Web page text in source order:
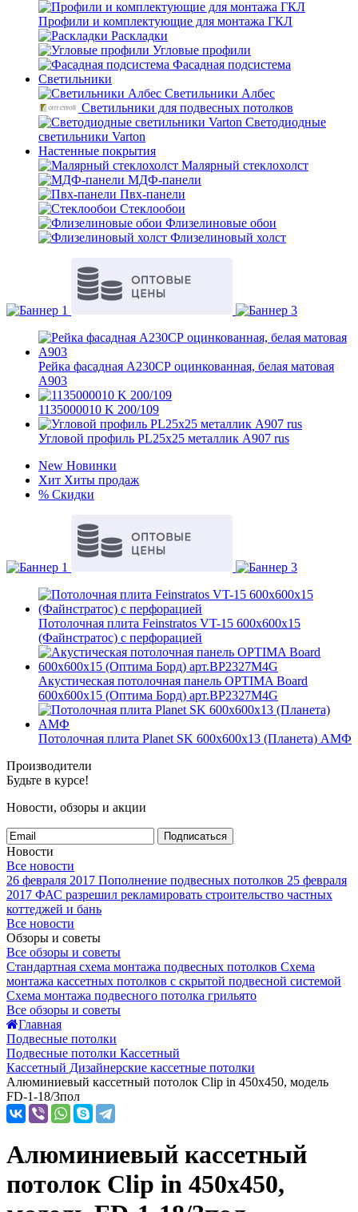
Профили и комплектующие для монтажа ГКЛ
Раскладки
Угловые профили
Фасадная подсистема
Светильники
Светильники Албес
Светильники для подвесных потолков
Светодиодные
светильники Varton
Настенные покрытия
Малярный стеклохолст
МДФ-панели
Пвх-панели
Стеклообои
Флизелиновые обои
Флизелиновый холст
Рейка фасадная A230СР оцинкованная, белая матовая
А903
1135000010 K 200/109
Угловой профиль PL25х25 металлик А907 rus
New Новинки
Хит Хиты продаж
% Скидки
Потолочная плита Feinstratos VT-15 600x600x15
(Файнстратос) с перфорацией
Акустическая потолочная панель OPTIMA Board
600x600x15 (Оптима Борд) арт.BP2327M4G
Потолочная плита Planet SK 600x600x13 (Планета) АМФ
Производители
Будьте в курсе!
Новости, обзоры и акции
Подписаться
Новости
Все новости
26 февраля 2017 Пополнение подвесных потолков 25 февраля
2017 ФАС разрешил рекламировать строительство частных
коттеджей и бань
Все новости
Обзоры и советы
Все обзоры и советы
Стандартная схема монтажа подвесных потолков Схема
монтажа кассетных потолков с скрытой подвесной системой
Схема монтажа подвесного потолка грильято
Все обзоры и советы
Главная
Подвесные потолки
Подвесные потолки Кассетный
Кассетный Дизайнерские кассетные потолки
Алюминиевый кассетный потолок Clip in 450х450, модель
FD-1-18/3пол
Алюминиевый кассетный
потолок Clip in 450х450,